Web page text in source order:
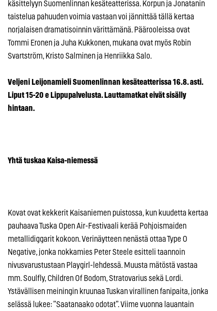
käsittelyyn Suomenlinnan kesäteatterissa. Korpun ja Jonatanin
taistelua pahuuden voimia vastaan voi jännittää tällä kertaa
norjalaisen dramatisoinnin värittämänä. Päärooleissa ovat
Tommi Eronen ja Juha Kukkonen, mukana ovat myös Robin
Svartström, Kristo Salminen ja Henriikka Salo.
Veljeni Leijonamieli Suomenlinnan kesäteatterissa 16.8. asti.
Liput 15-20 e Lippupalvelusta. Lauttamatkat eivät sisälly
hintaan.
Yhtä tuskaa Kaisa-niemessä
Kovat ovat kekkerit Kaisaniemen puistossa, kun kuudetta kertaa
pauhaava Tuska Open Air-Festivaali kerää Pohjoismaiden
metallidiggarit kokoon. Verinäytteen nenästä ottaa Type O
Negative, jonka nokkamies Peter Steele esitteli taannoin
nivusvarustustaan Playgirl-lehdessä. Muusta mätöstä vastaa
mm. Soulfly, Children Of Bodom, Stratovarius sekä Lordi.
Ystävällisen meiningin kruunaa Tuskan virallinen fanipaita, jonka
selässä lukee: ”Saatanaako odotat”. Viime vuonna lauantain